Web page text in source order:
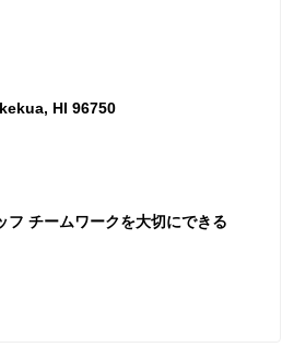
HI 96750
フ チームワークを大切にできる